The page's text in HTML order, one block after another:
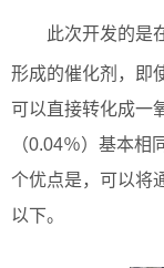
此次开发的是
形成的催化剂，即
可以直接转化成一
（0.04％）基本
个优点是，可以
以下。